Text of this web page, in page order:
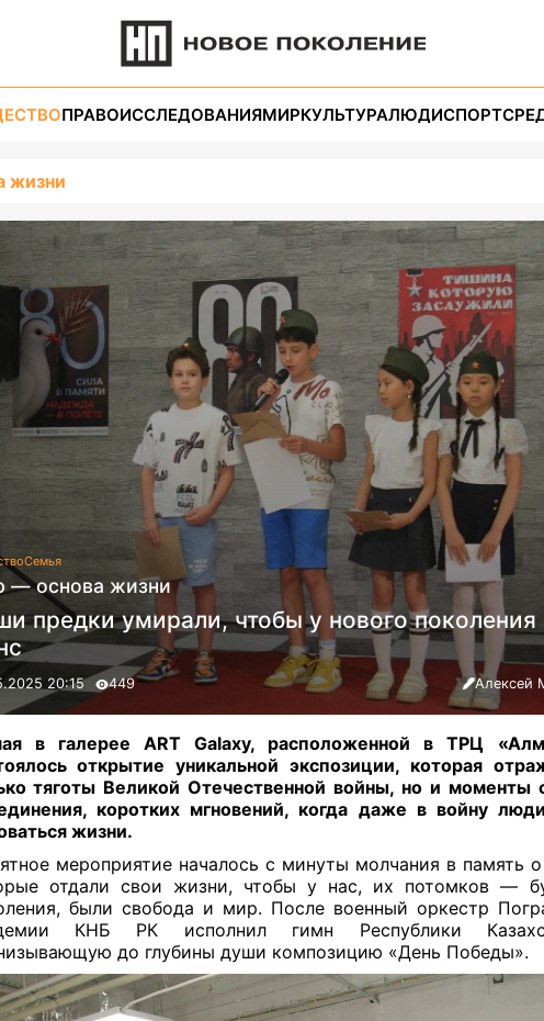
ПРАВОИССЛЕДОВАНИЯМИРКУЛЬТУРАЛЮДИСПОРТ
жизни
Семья
— основа жизни
предки умирали, чтобы у нового поколения
20:15 449 Алексей
в галерее ART Galaxy, расположенной в ТРЦ
открытие уникальной экспозиции, которая
тяготы Великой Отечественной войны, но и моменты
коротких мгновений, когда даже в войну
жизни.
мероприятие началось с минуты молчания в память о
отдали свои жизни, чтобы у нас, их потомков —
были свобода и мир. После военный оркестр
КНБ РК исполнил гимн Республики
до глубины души композицию «День Победы».